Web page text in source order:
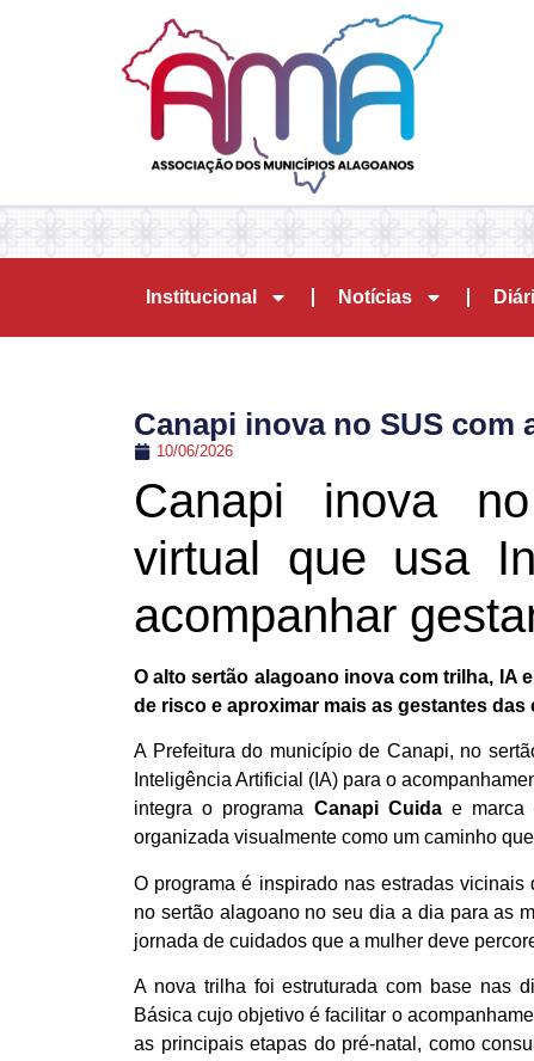
Institucional Notícias
Canapi inova no SUS com
10/06/2026
Canapi inova
virtual que usa
acompanhar
O alto sertão alagoano inova com trilha, IA
de risco e aproximar mais as gestantes
A Prefeitura do município de Canapi, no
Inteligência Artificial (IA) para o
integra o programa Canapi Cuidae marca
organizada visualmente como um caminho
O programa é inspirado nas estradas
no sertão alagoano no seu dia a dia para as
jornada de cuidados que a mulher deve
A nova trilha foi estruturada com base nas
Básica cujo objetivo é facilitar o
as principais etapas do pré-natal, como